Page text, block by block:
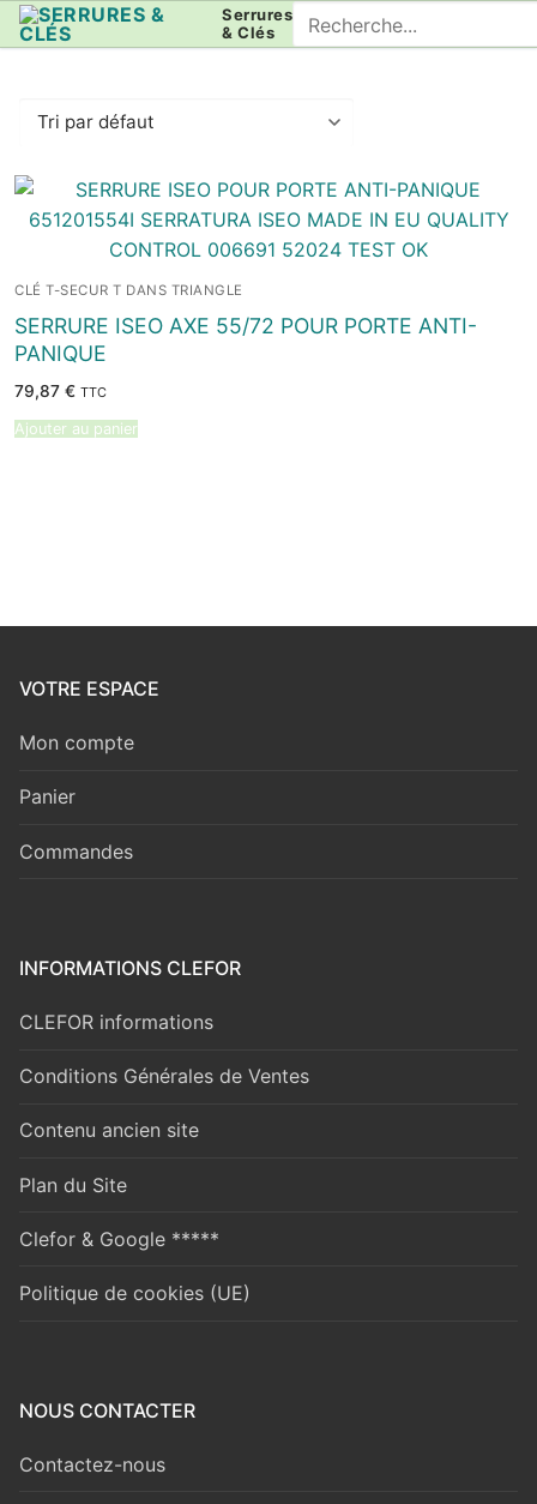
Aller
au
Serrures
& Clés
Rechercher
:
CLÉ T-SECUR T DANS TRIANGLE
SERRURE ISEO AXE 55/72 POUR PORTE ANTI-
PANIQUE
79,87 € TTC
Ajouter au panier
VOTRE ESPACE
Mon compte
Panier
Commandes
INFORMATIONS CLEFOR
CLEFOR informations
Conditions Générales de Ventes
Contenu ancien site
Plan du Site
Clefor & Google *****
Politique de cookies (UE)
NOUS CONTACTER
Contactez-nous